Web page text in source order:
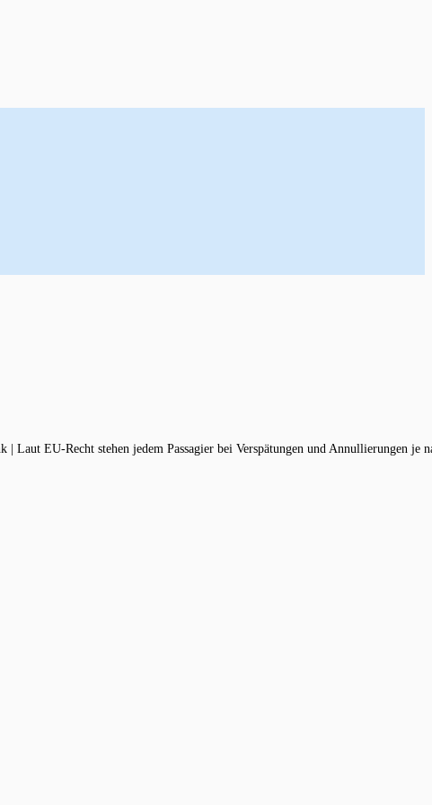
EU-Recht stehen jedem Passagier bei Verspätungen und Annullierungen je